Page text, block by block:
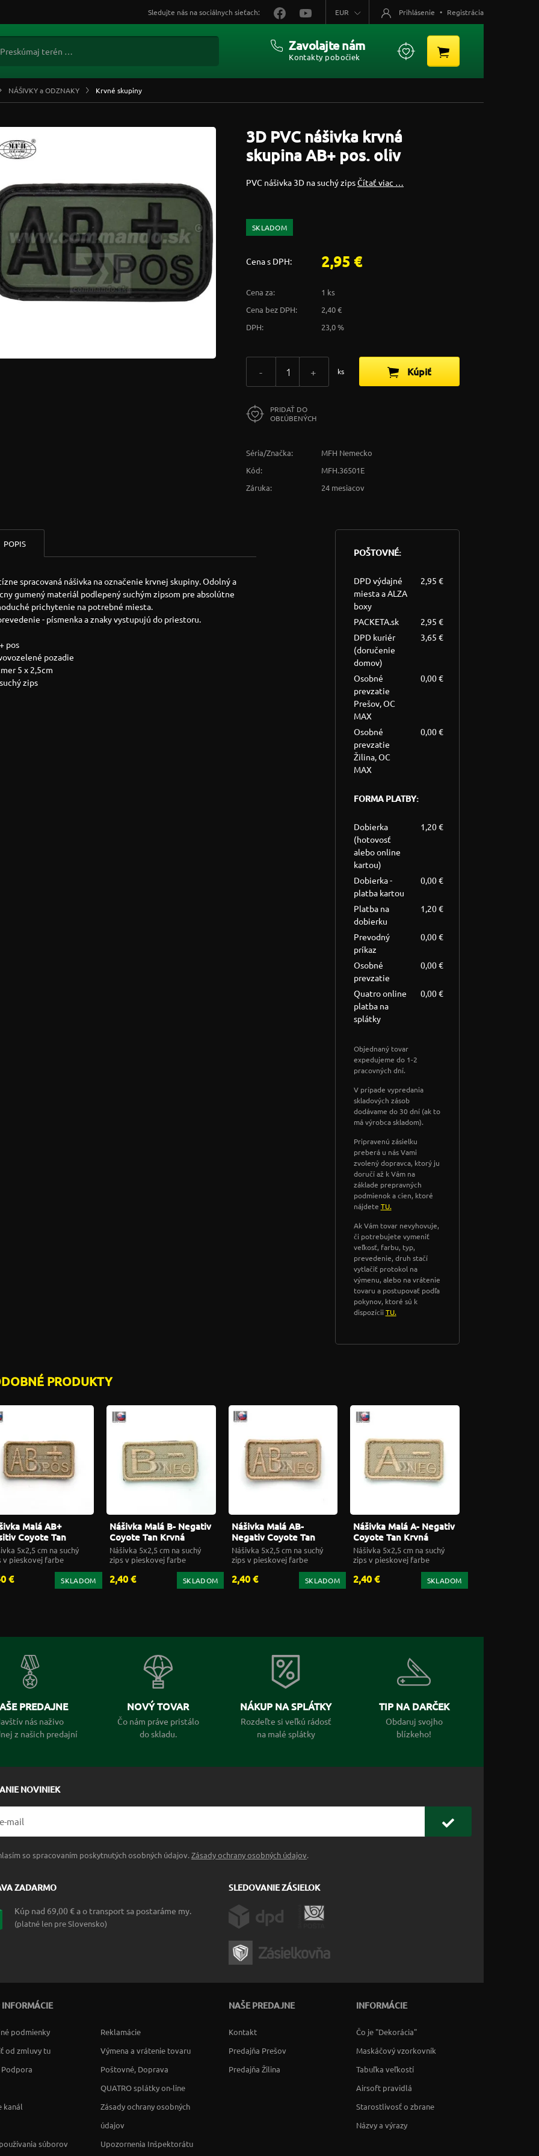
NÁŠIVKY a ODZNAKY Krvné skupiny
3D PVC nášivka krvná
skupina AB+ pos. oliv
PVC nášivka 3D na suchý zipsČítať viac …
SKLADOM
Cena s DPH: 2,95 €
Cena za:
1 ks
Cena bez DPH:
2,40 €
DPH:
23,0 %
- + ks Kúpiť
PRIDAŤ DO
OBĽÚBENÝCH
Séria/Značka:
MFH Nemecko
Kód:
MFH.36501E
Záruka:
24 mesiacov
POPIS
spracovaná nášivka na označenie krvnej skupiny. Odolný a
gumený materiál podlepený suchým zipsom pre absolútne
prichytenie na potrebné miesta.
- písmenka a znaky vystupujú do priestoru.
pos
pozadie
5 x 2,5cm
zips
POŠTOVNÉ:
DPD výdajné
miesta a ALZA
boxy
2,95 €
PACKETA.sk
2,95 €
DPD kuriér
(doručenie
domov)
3,65 €
Osobné
prevzatie
Prešov, OC
MAX
0,00 €
Osobné
prevzatie
Žilina, OC
MAX
0,00 €
FORMA PLATBY:
Dobierka
(hotovosť
alebo online
kartou)
1,20 €
Dobierka -
platba kartou
0,00 €
Platba na
dobierku
1,20 €
Prevodný
príkaz
0,00 €
Osobné
prevzatie
0,00 €
Quatro online
platba na
splátky
0,00 €
Objednaný tovar
expedujeme do 1-2
pracovných dní.
V prípade vypredania
skladových zásob
dodávame do 30 dní (ak to
má výrobca skladom).
Pripravenú zásielku
preberá u nás Vami
zvolený dopravca, ktorý ju
doručí až k Vám na
základe prepravných
podmienok a cien, ktoré
nájdete TU.
Ak Vám tovar nevyhovuje,
či potrebujete vymeniť
veľkosť, farbu, typ,
prevedenie, druh stačí
vytlačiť protokol na
výmenu, alebo na vrátenie
tovaru a postupovať podľa
pokynov, ktoré sú k
dispozícii TU.
PRODUKTY
Malá AB+
Coyote Tan
skupina
5x2,5 cm na suchý
v pieskovej farbe
€ SKLADOM
Nášivka Malá B- Negativ
Coyote Tan Krvná
skupina
Nášivka 5x2,5 cm na suchý
zips v pieskovej farbe
2,40 € SKLADOM
Nášivka Malá AB-
Negativ Coyote Tan
Krvná skupina
Nášivka 5x2,5 cm na suchý
zips v pieskovej farbe
2,40 € SKLADOM
Nášivka Malá A- Negativ
Coyote Tan Krvná
skupina
Nášivka 5x2,5 cm na suchý
zips v pieskovej farbe
2,40 € SKLADOM
PREDAJNE
nás naživo
z našich predajní
NOVÝ TOVAR
Čo nám práve pristálo
do skladu.
NÁKUP NA SPLÁTKY
Rozdeľte si veľkú rádosť
na malé splátky
TIP NA DARČEK
Obdaruj svojho
blízkeho!
NOVINIEK
so spracovaním poskytnutých osobných údajov.Zásady ochrany osobných údajov.
ZADARMO
Kúp nad 69,00 € a o transport sa postaráme my.
(platné len pre Slovensko)
SLEDOVANIE ZÁSIELOK
INFORMÁCIE
podmienky
Reklamácie
od zmluvy tu
Výmena a vrátenie tovaru
Podpora
Poštovné, Doprava
QUATRO splátky on-line
kanál
Zásady ochrany osobných
údajov
súborov
Upozornenia Inšpektorátu
NAŠE PREDAJNE
Kontakt
Predajňa Prešov
Predajňa Žilina
INFORMÁCIE
Čo je "Dekorácia"
Maskáčový vzorkovník
Tabuľka veľkostí
Airsoft pravidlá
Starostlivosť o zbrane
Názvy a výrazy
Sledujte nás na sociálnych sieťach: EUR Prihlásenie • Registrácia
Zavolajte nám
Kontakty pobočiek